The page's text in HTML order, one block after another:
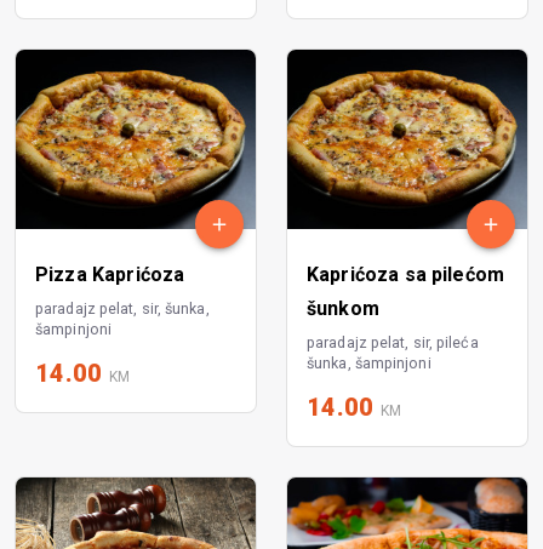
Pizza Kaprićoza
paradajz pelat, sir, šunka,
šampinjoni
14.00 KM
Kaprićoza sa pilećom
šunkom
paradajz pelat, sir, pileća
šunka, šampinjoni
14.00 KM